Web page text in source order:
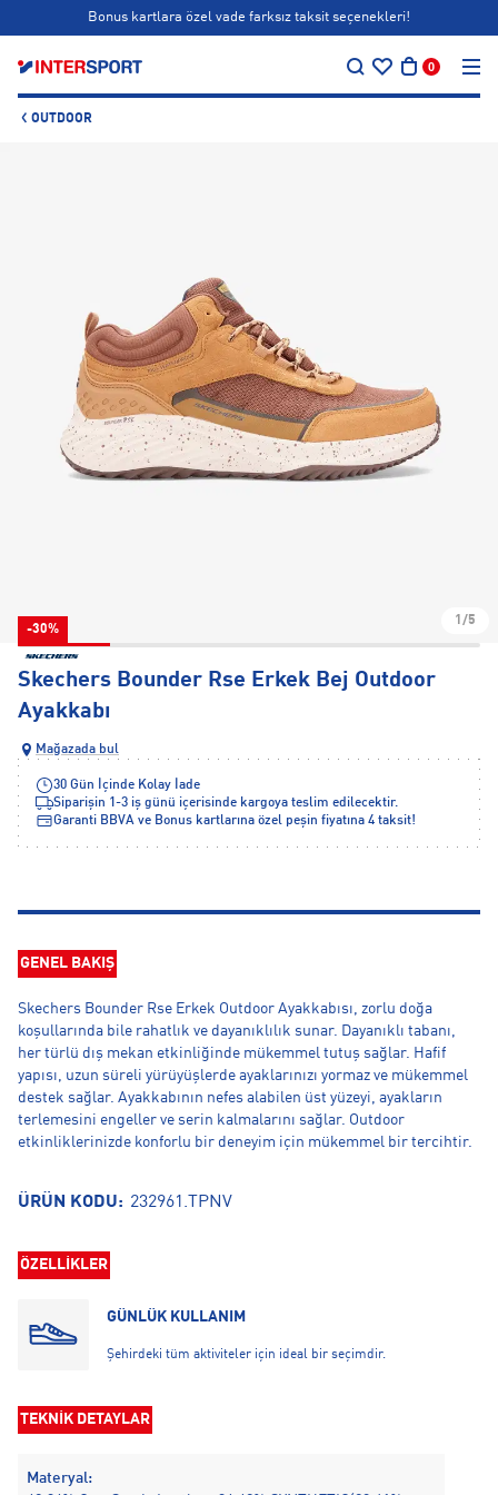
Bonus kartlara özel vade farksız taksit seçenekleri!
0
OUTDOOR
-30%
1/5
Skechers Bounder Rse Erkek Bej Outdoor
Ayakkabı
Mağazada bul
30 Gün İçinde Kolay İade
Siparişin 1-3 iş günü içerisinde kargoya teslim edilecektir.
Garanti BBVA ve Bonus kartlarına özel peşin fiyatına 4 taksit!
GENEL BAKIŞ
Skechers Bounder Rse Erkek Outdoor Ayakkabısı, zorlu doğa
koşullarında bile rahatlık ve dayanıklılık sunar. Dayanıklı tabanı,
her türlü dış mekan etkinliğinde mükemmel tutuş sağlar. Hafif
yapısı, uzun süreli yürüyüşlerde ayaklarınızı yormaz ve mükemmel
destek sağlar. Ayakkabının nefes alabilen üst yüzeyi, ayakların
terlemesini engeller ve serin kalmalarını sağlar. Outdoor
etkinliklerinizde konforlu bir deneyim için mükemmel bir tercihtir.
ÜRÜN KODU: 232961.TPNV
ÖZELLİKLER
GÜNLÜK KULLANIM
Şehirdeki tüm aktiviteler için ideal bir seçimdir.
TEKNİK DETAYLAR
Materyal: